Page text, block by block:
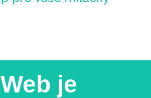
Web je